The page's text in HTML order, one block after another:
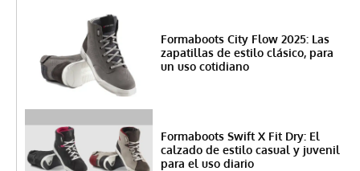
Formaboots City Flow 2025: Las
zapatillas de estilo clásico, para
un uso cotidiano
Formaboots Swift X Fit Dry: El
calzado de estilo casual y juvenil
para el uso diario